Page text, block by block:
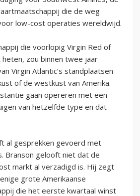
die de weg
low-cost operaties wereldwijd.
die voorlopig Virgin Red of
heten, zou binnen twee jaar
Virgin Atlantic’s standplaatsen
of de westkust van Amerika.
gaan opereren met een
van hetzelfde type en dat
al gesprekken gevoerd met
Branson gelooft niet dat de
markt al verzadigd is. Hij zegt
grote Amerikaanse
die het eerste kwartaal winst